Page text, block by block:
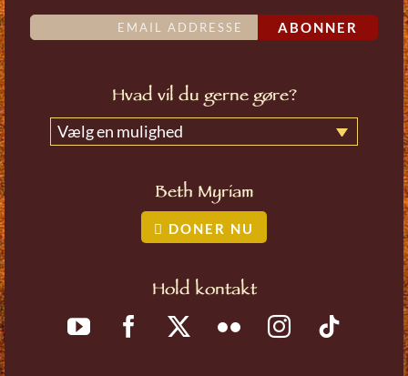
ABONNER
Hvad vil du gerne gøre?
Vælg en mulighed
Beth Myriam
DONER NU
Hold kontakt